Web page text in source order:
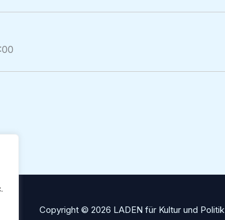
Copyright © 2026 LADEN für Kultur und Politik